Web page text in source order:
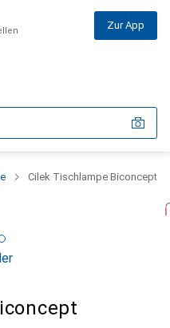
Zur App
Cilek Tischlampe Biconcept